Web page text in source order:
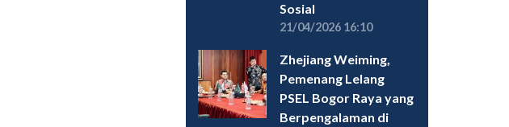
Sosial
21/04/2026 16:10
Zhejiang Weiming,
Pemenang Lelang
PSEL Bogor Raya yang
Berpengalaman di